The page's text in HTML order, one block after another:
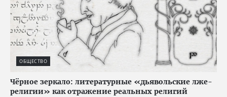
ОБЩЕСТВО
Чёрное зеркало: литературные «дьявольские лже-
религии» как отражение реальных религий